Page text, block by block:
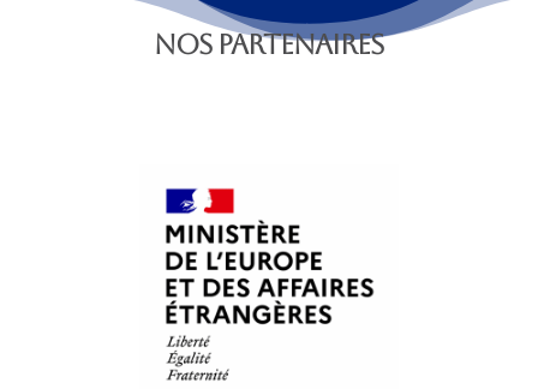
NOS PARTENAIRES